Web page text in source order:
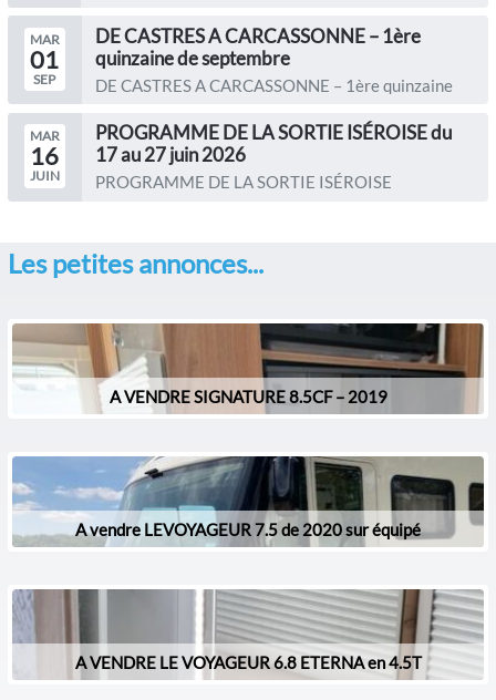
MAR
01
SEP
DE CASTRES A CARCASSONNE – 1ère
quinzaine de septembre
DE CASTRES A CARCASSONNE – 1ère quinzaine
MAR
16
JUIN
PROGRAMME DE LA SORTIE ISÉROISE du
17 au 27 juin 2026
PROGRAMME DE LA SORTIE ISÉROISE
Les petites annonces...
A VENDRE SIGNATURE 8.5CF – 2019
A vendre LEVOYAGEUR 7.5 de 2020 sur équipé
A VENDRE LE VOYAGEUR 6.8 ETERNA en 4.5T